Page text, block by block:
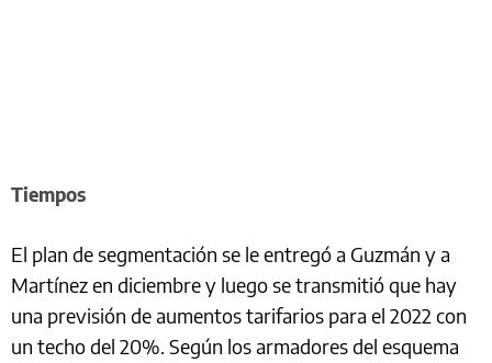
Tiempos
El plan de segmentación se le entregó a Guzmán y a
Martínez en diciembre y luego se transmitió que hay
una previsión de aumentos tarifarios para el 2022 con
un techo del 20%. Según los armadores del esquema